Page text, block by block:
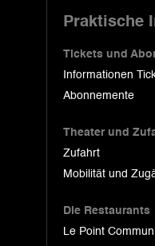
Praktische
Tickets und
Informationen
Abonnemente
Theater und
Zufahrt
Mobilität und
Die Restaurants
Le Point